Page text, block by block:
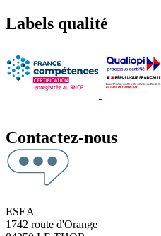
Labels qualité
Contactez-nous
ESEA
1742 route d'Orange